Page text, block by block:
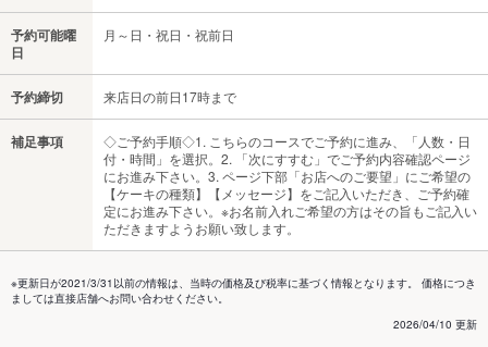
予約可能曜
日
月～日・祝日・祝前日
予約締切 来店日の前日17時まで
補足事項
◇ご予約手順◇1. こちらのコースでご予約に進み、「人数・日
付・時間」を選択。2. 「次にすすむ」でご予約内容確認ページ
にお進み下さい。3. ページ下部「お店へのご要望」にご希望の
【ケーキの種類】【メッセージ】をご記入いただき、ご予約確
定にお進み下さい。※お名前入れご希望の方はその旨もご記入い
ただきますようお願い致します。
※更新日が2021/3/31以前の情報は、当時の価格及び税率に基づく情報となります。 価格につき
ましては直接店舗へお問い合わせください。
2026/04/10 更新